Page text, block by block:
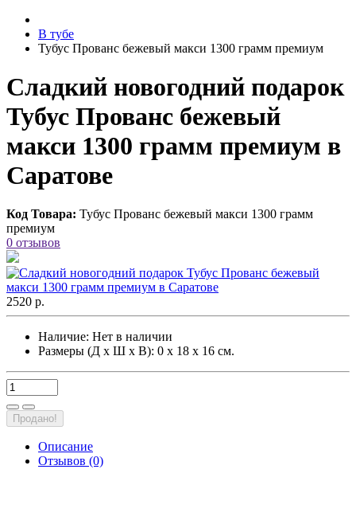
В тубе
Тубус Прованс бежевый макси 1300 грамм премиум
Сладкий новогодний подарок
Тубус Прованс бежевый
макси 1300 грамм премиум в
Саратове
Код Товара: Тубус Прованс бежевый макси 1300 грамм
премиум
0 отзывов
2520 р.
Наличие: Нет в наличии
Размеры (Д х Ш х В): 0 х 18 х 16 см.
Продано!
Описание
Отзывов (0)